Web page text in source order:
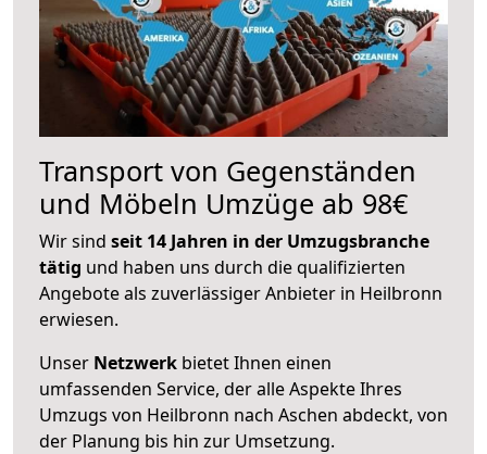
Transport von Gegenständen
und Möbeln Umzüge ab 98€
Wir sind seit 14 Jahren in der Umzugsbranche
tätig und haben uns durch die qualifizierten
Angebote als zuverlässiger Anbieter in Heilbronn
erwiesen.
Unser Netzwerk bietet Ihnen einen
umfassenden Service, der alle Aspekte Ihres
Umzugs von Heilbronn nach Aschen abdeckt, von
der Planung bis hin zur Umsetzung.